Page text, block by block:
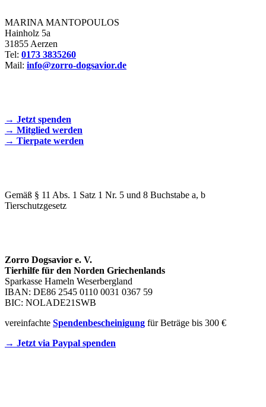
MARINA MANTOPOULOS
Hainholz 5a
31855 Aerzen
Tel: 0173 3835260
Mail: info@zorro-dogsavior.de
→ Jetzt spenden
→ Mitglied werden
→ Tierpate werden
Gemäß § 11 Abs. 1 Satz 1 Nr. 5 und 8 Buchstabe a, b
Tierschutzgesetz
Zorro Dogsavior e. V.
Tierhilfe für den Norden Griechenlands
Sparkasse Hameln Weserbergland
IBAN: DE86 2545 0110 0031 0367 59
BIC: NOLADE21SWB
vereinfachte Spendenbescheinigung für Beträge bis 300 €
→ Jetzt via Paypal spenden